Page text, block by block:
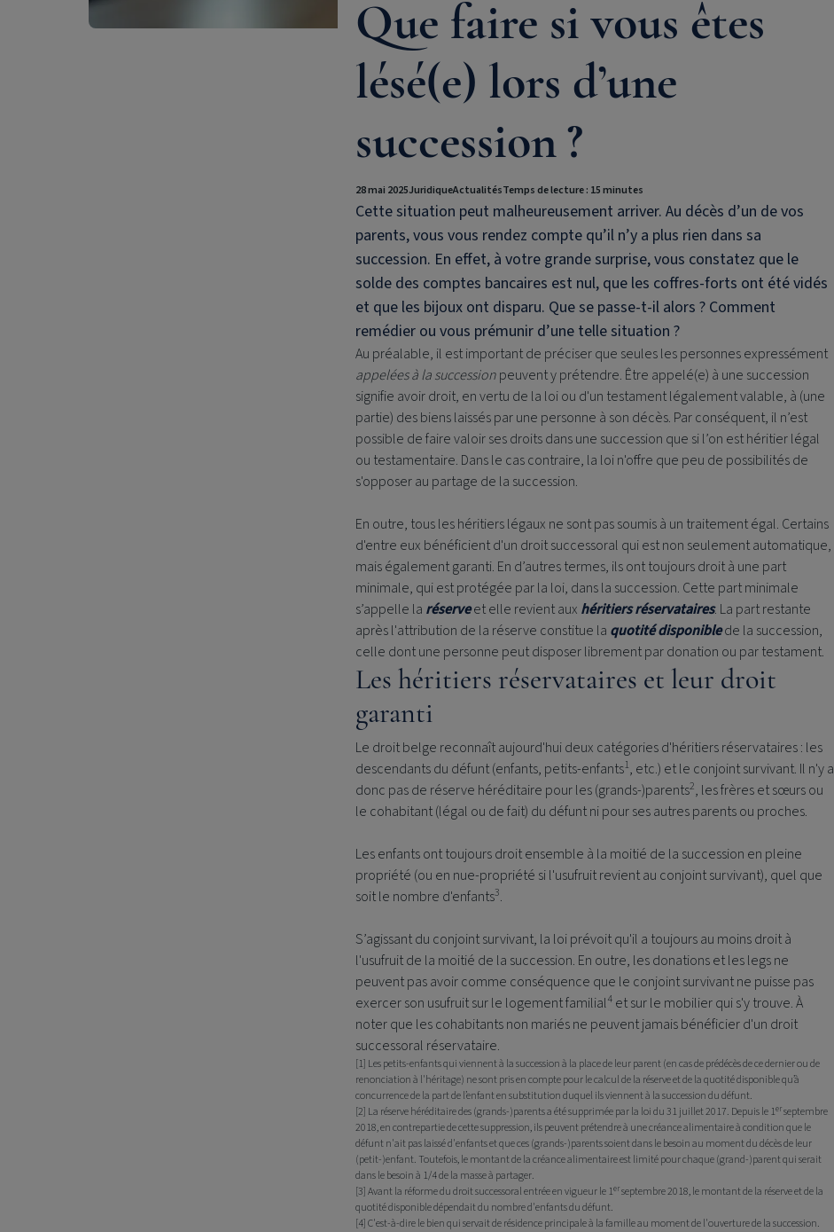
Que faire si vous êtes
lésé(e) lors d’une
succession ?
28 mai 2025JuridiqueActualitésTemps de lecture : 15 minutes
Cette situation peut malheureusement arriver. Au décès d’un de vos
parents, vous vous rendez compte qu’il n’y a plus rien dans sa
succession. En effet, à votre grande surprise, vous constatez que le
solde des comptes bancaires est nul, que les coffres-forts ont été vidés
et que les bijoux ont disparu. Que se passe-t-il alors ? Comment
remédier ou vous prémunir d’une telle situation ?
Au préalable, il est important de préciser que seules les personnes expressément
appelées à la successionpeuvent y prétendre. Être appelé(e) à une succession
signifie avoir droit, en vertu de la loi ou d'un testament légalement valable, à (une
partie) des biens laissés par une personne à son décès. Par conséquent, il n’est
possible de faire valoir ses droits dans une succession que si l’on est héritier légal
ou testamentaire. Dans le cas contraire, la loi n'offre que peu de possibilités de
s'opposer au partage de la succession.
En outre, tous les héritiers légaux ne sont pas soumis à un traitement égal. Certains
d'entre eux bénéficient d'un droit successoral qui est non seulement automatique,
mais également garanti. En d’autres termes, ils ont toujours droit à une part
minimale, qui est protégée par la loi, dans la succession. Cette part minimale
s’appelle la réserveet elle revient aux héritiers réservataires. La part restante
après l'attribution de la réserve constitue la quotitédisponiblede la succession,
celle dont une personne peut disposer librement par donation ou par testament.
Les héritiers réservataires et leur droit
garanti
Le droit belge reconnaît aujourd'hui deux catégories d'héritiers réservataires : les
descendants du défunt (enfants, petits-enfants1, etc.) et le conjoint survivant. Il n'y a
donc pas de réserve héréditaire pour les (grands-)parents2, les frères et sœurs ou
le cohabitant (légal ou de fait) du défunt ni pour ses autres parents ou proches.
Les enfants ont toujours droit ensemble à la moitié de la succession en pleine
propriété (ou en nue-propriété si l'usufruit revient au conjoint survivant), quel que
soit le nombre d'enfants3.
S’agissant du conjoint survivant, la loi prévoit qu'il a toujours au moins droit à
l'usufruit de la moitié de la succession. En outre, les donations et les legs ne
peuvent pas avoir comme conséquence que le conjoint survivant ne puisse pas
exercer son usufruit sur le logement familial4et sur le mobilier qui s'y trouve. À
noter que les cohabitants non mariés ne peuvent jamais bénéficier d'un droit
successoral réservataire.
[1] Les petits-enfants qui viennent à la succession à la place de leur parent (en cas de prédécès de ce dernier ou de
renonciation à l'héritage) ne sont pris en compte pour le calcul de la réserve et de la quotité disponible qu’à
concurrence de la part de l’enfant en substitution duquel ils viennent à la succession du défunt.
[2] La réserve héréditaire des (grands-)parents a été supprimée par la loi du 31 juillet 2017. Depuis le 1erseptembre
2018, en contrepartie de cette suppression, ils peuvent prétendre à une créance alimentaire à condition que le
défunt n'ait pas laissé d'enfants et que ces (grands-)parents soient dans le besoin au moment du décès de leur
(petit-)enfant. Toutefois, le montant de la créance alimentaire est limité pour chaque (grand-)parent qui serait
dans le besoin à 1/4 de la masse à partager.
[3] Avant la réforme du droit successoral entrée en vigueur le 1erseptembre 2018, le montant de la réserve et de la
quotité disponible dépendait du nombre d'enfants du défunt.
[4] C'est-à-dire le bien qui servait de résidence principale à la famille au moment de l'ouverture de la succession.